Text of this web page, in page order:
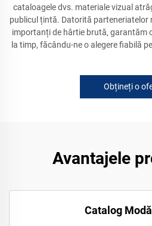
cataloagele dvs. materiale vizual
publicul țintă. Datorită parteneriatelor
importanți de hârtie brută, garantăm
la timp, făcându-ne o alegere fiabilă
Obțineți o
Avantajele
Catalog